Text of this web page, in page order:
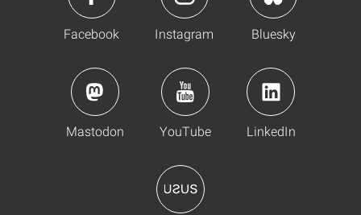
Facebook Instagram Bluesky
Mastodon YouTube LinkedIn